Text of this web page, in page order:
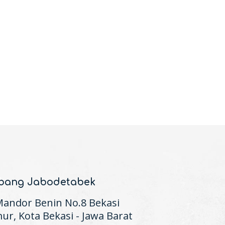
Jabodetabek
Benin No.8 Bekasi
Kota Bekasi - Jawa Barat